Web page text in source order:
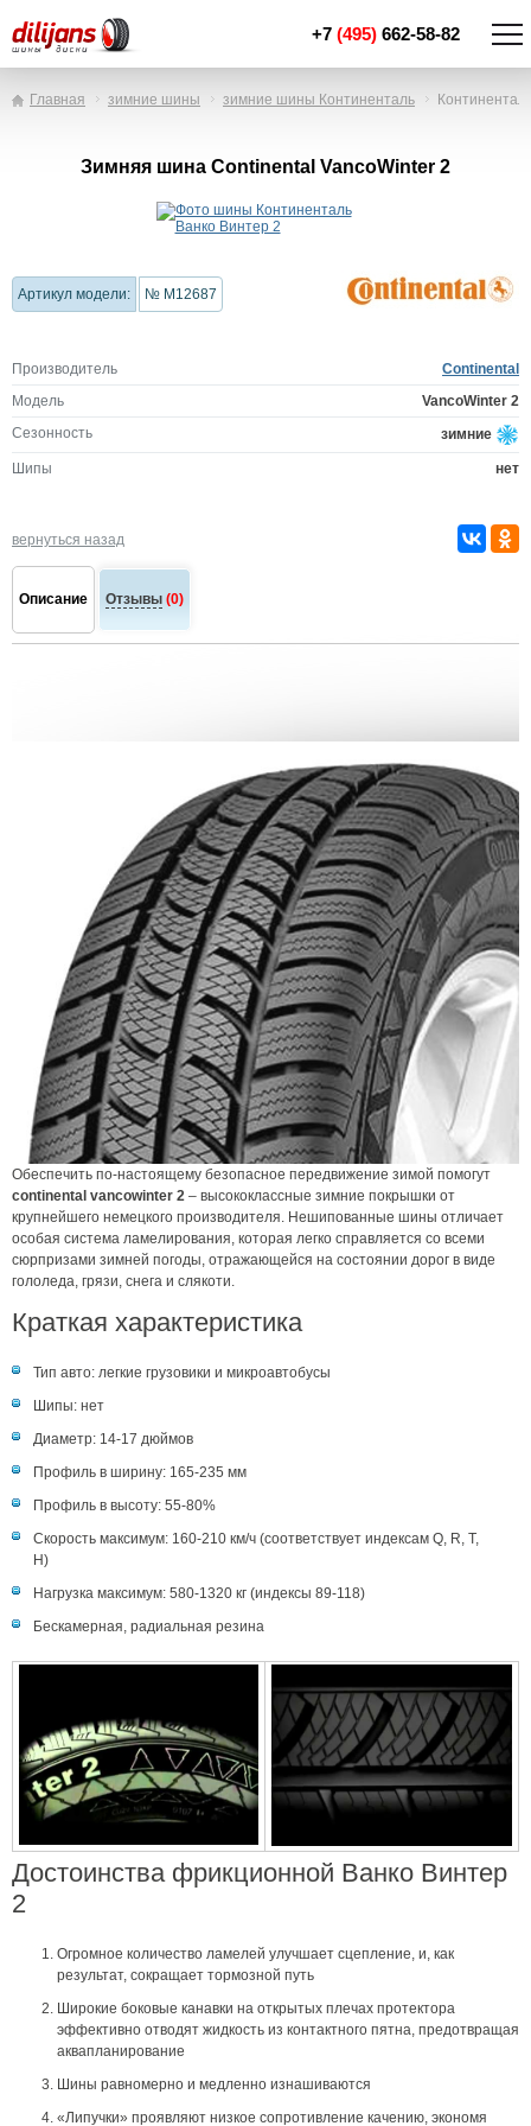
+7 (495) 662-58-82
Главная зимние шины зимние шины Континенталь
Зимняя шина Continental VancoWinter 2
Артикул модели: № M12687
Производитель
Continental
Модель
VancoWinter 2
Сезонность
зимние
Шипы нет
вернуться назад
Описание Отзывы (0)
Обеспечить по-настоящему безопасное передвижение зимой помогут
continental vancowinter 2 – высококлассные зимние покрышки от
крупнейшего немецкого производителя. Нешипованные шины отличает
особая система ламелирования, которая легко справляется со всеми
сюрпризами зимней погоды, отражающейся на состоянии дорог в виде
гололеда, грязи, снега и слякоти.
Краткая характеристика
Тип авто: легкие грузовики и микроавтобусы
Шипы: нет
Диаметр: 14-17 дюймов
Профиль в ширину: 165-235 мм
Профиль в высоту: 55-80%
Скорость максимум: 160-210 км/ч (соответствует индексам Q, R, T,
H)
Нагрузка максимум: 580-1320 кг (индексы 89-118)
Бескамерная, радиальная резина
Достоинства фрикционной Ванко Винтер
2
Огромное количество ламелей улучшает сцепление, и, как
результат, сокращает тормозной путь
Широкие боковые канавки на открытых плечах протектора
эффективно отводят жидкость из контактного пятна, предотвращая
аквапланирование
Шины равномерно и медленно изнашиваются
«Липучки» проявляют низкое сопротивление качению, экономя